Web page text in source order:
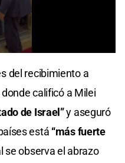
del recibimiento a
calificó a Milei
de Israel”y aseguró
está “más fuerte
se observa el abrazo